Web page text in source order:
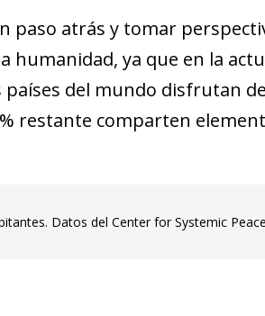
paso atrás y tomar
ya que en la
del mundo disfrutan
restante comparten
Datos del Center for Systemic